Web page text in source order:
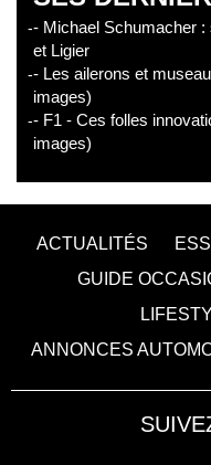
- Michael Schumacher
et Ligier
- Les ailerons et
images)
- F1 - Ces folles
images)
ACTUALITÉS
GUIDE
ANNONCES